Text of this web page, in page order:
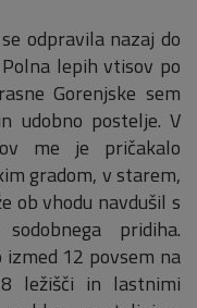
odpravila nazaj do
lepih vtisov po
Gorenjske sem
udobno postelje. V
me je pričakalo
gradom, v starem,
ob vhodu navdušil s
pridiha.
12 povsem na
ležišči in lastnimi